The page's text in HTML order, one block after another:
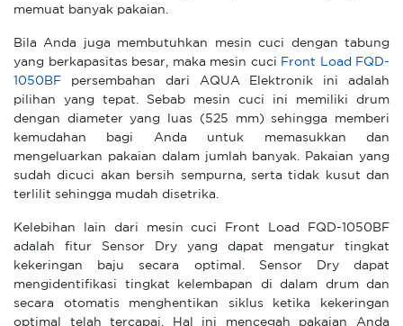
memuat banyak pakaian.
Bila Anda juga membutuhkan mesin cuci dengan tabung
yang berkapasitas besar, maka mesin cuci Front Load FQD-
1050BF persembahan dari AQUA Elektronik ini adalah
pilihan yang tepat. Sebab mesin cuci ini memiliki drum
dengan diameter yang luas (525 mm) sehingga memberi
kemudahan bagi Anda untuk memasukkan dan
mengeluarkan pakaian dalam jumlah banyak. Pakaian yang
sudah dicuci akan bersih sempurna, serta tidak kusut dan
terlilit sehingga mudah disetrika.
Kelebihan lain dari mesin cuci Front Load FQD-1050BF
adalah fitur Sensor Dry yang dapat mengatur tingkat
kekeringan baju secara optimal. Sensor Dry dapat
mengidentifikasi tingkat kelembapan di dalam drum dan
secara otomatis menghentikan siklus ketika kekeringan
optimal telah tercapai. Hal ini mencegah pakaian Anda